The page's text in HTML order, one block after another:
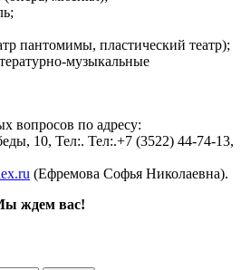
пантомимы, пластический театр);
музыкальные
вопросов по адресу:
10, Тел:. Тел:.+7 (3522) 44-74-13,
(Ефремова Софья Николаевна).
ждем вас!